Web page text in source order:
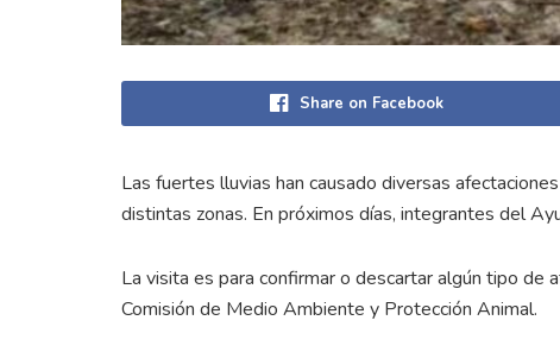
Share on Facebook
Las fuertes lluvias han causado diversas
distintas zonas. En próximos días, integrantes del
La visita es para confirmar o descartar algún tipo de
Comisión de Medio Ambiente y Protección Animal.